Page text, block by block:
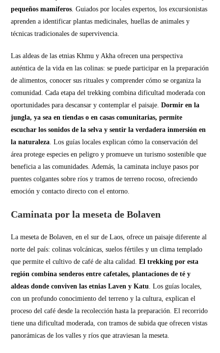
pequeños mamíferos. Guiados por locales expertos, los excursionistas
aprenden a identificar plantas medicinales, huellas de animales y
técnicas tradicionales de supervivencia.
Las aldeas de las etnias Khmu y Akha ofrecen una perspectiva
auténtica de la vida en las colinas: se puede participar en la preparación
de alimentos, conocer sus rituales y comprender cómo se organiza la
comunidad. Cada etapa del trekking combina dificultad moderada con
oportunidades para descansar y contemplar el paisaje.Dormir en la
jungla, ya sea en tiendas o en casas comunitarias, permite
escuchar los sonidos de la selva y sentir la verdadera inmersión en
la naturaleza. Los guías locales explican cómo la conservación del
área protege especies en peligro y promueve un turismo sostenible que
beneficia a las comunidades. Además, la caminata incluye pasos por
puentes colgantes sobre ríos y tramos de terreno rocoso, ofreciendo
emoción y contacto directo con el entorno.
Caminata por la meseta de Bolaven
La meseta de Bolaven, en el sur de Laos, ofrece un paisaje diferente al
norte del país: colinas volcánicas, suelos fértiles y un clima templado
que permite el cultivo de café de alta calidad.El trekking por esta
región combina senderos entre cafetales, plantaciones de té y
aldeas donde conviven las etnias Laven y Katu. Los guías locales,
con un profundo conocimiento del terreno y la cultura, explican el
proceso del café desde la recolección hasta la preparación. El recorrido
tiene una dificultad moderada, con tramos de subida que ofrecen vistas
panorámicas de los valles y ríos que atraviesan la meseta.